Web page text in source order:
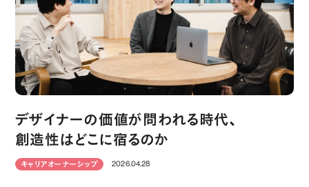
デザイナーの価値が問われる時代、
創造性はどこに宿るのか
キャリアオーナーシップ 2026.04.28